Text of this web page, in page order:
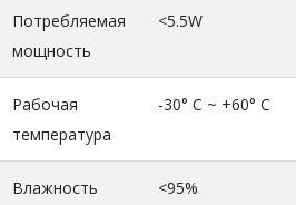
Потребляемая
мощность
<5.5W
Рабочая
температура
-30° C ~ +60° C
Влажность <95%